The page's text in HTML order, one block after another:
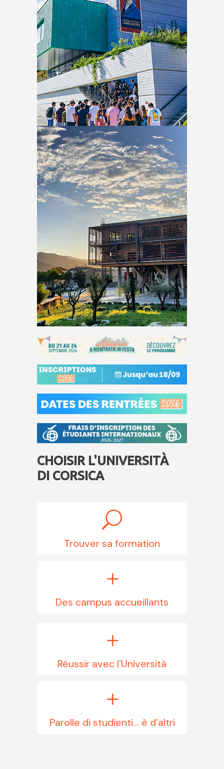
CHOISIR L'UNIVERSITÀ
DI CORSICA
Trouver sa formation
Des campus accueillants
Réussir avec l’Università
Parolle di studienti… è d’altri